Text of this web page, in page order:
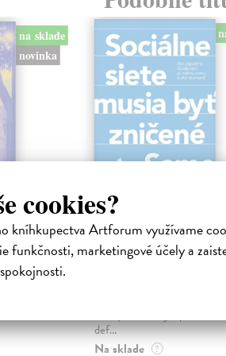
cookies?
kníhkupectva Artforum využívame
funkčnosti, marketingové účely a
na sklade
novinka
o
Sociálne siete
byť zničené
def...
Na sklade ?